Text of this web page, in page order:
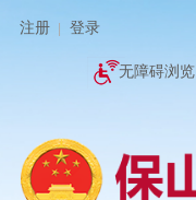
注册 登录
无障碍浏览